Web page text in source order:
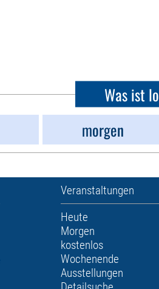
Was ist
morgen
Veranstaltungen
Heute
Morgen
kostenlos
Wochenende
Ausstellungen